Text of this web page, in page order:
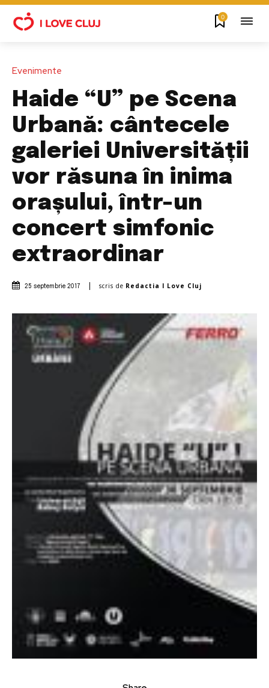
0
Evenimente
Haide “U” pe Scena
Urbană: cântecele
galeriei Universității
vor răsuna în inima
orașului, într-un
concert simfonic
extraordinar
25 septembrie 2017 scris de Redactia I Love Cluj